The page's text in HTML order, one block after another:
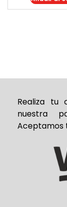
Realiza tu
nuestra
Aceptamos